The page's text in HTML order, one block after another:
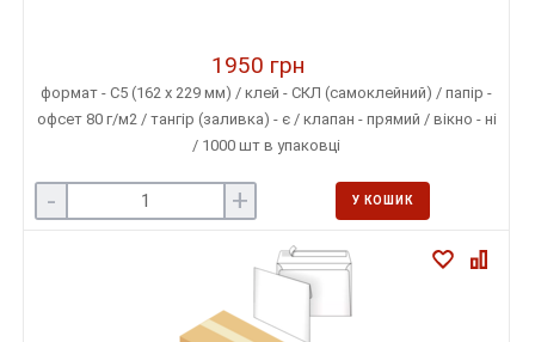
1950 грн
формат - С5 (162 х 229 мм) / клей - СКЛ (самоклейний) / папір -
офсет 80 г/м2 / тангір (заливка) - є / клапан - прямий / вікно - ні
/ 1000 шт в упаковці
- + У КОШИК